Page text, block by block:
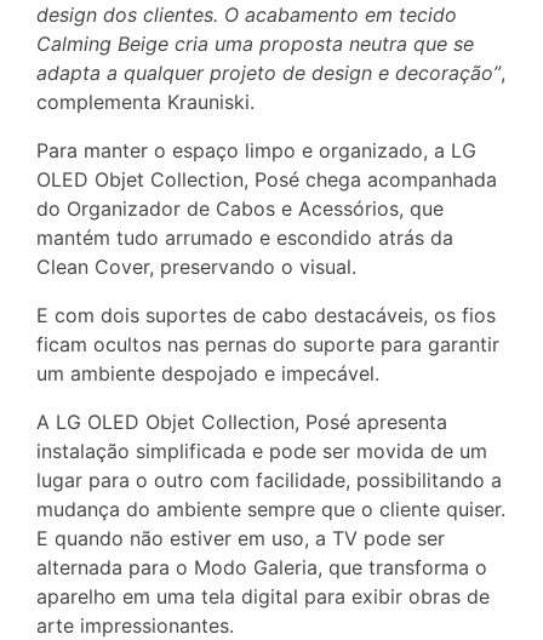
design dos clientes. O acabamento em tecido
Calming Beige cria uma proposta neutra que se
adapta a qualquer projeto de design e decoração”,
complementa Krauniski.
Para manter o espaço limpo e organizado, a LG
OLED Objet Collection, Posé chega acompanhada
do Organizador de Cabos e Acessórios, que
mantém tudo arrumado e escondido atrás da
Clean Cover, preservando o visual.
E com dois suportes de cabo destacáveis, os fios
ficam ocultos nas pernas do suporte para garantir
um ambiente despojado e impecável.
A LG OLED Objet Collection, Posé apresenta
instalação simplificada e pode ser movida de um
lugar para o outro com facilidade, possibilitando a
mudança do ambiente sempre que o cliente quiser.
E quando não estiver em uso, a TV pode ser
alternada para o Modo Galeria, que transforma o
aparelho em uma tela digital para exibir obras de
arte impressionantes.